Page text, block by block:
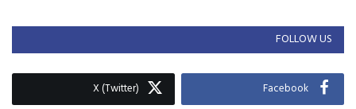
FOLLOW US
Facebook
X (Twitter)